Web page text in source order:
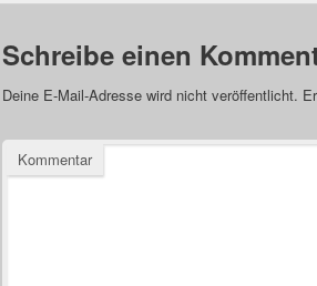
Schreibe einen
Deine E-Mail-Adresse wird nicht veröffentlicht.
Kommentar